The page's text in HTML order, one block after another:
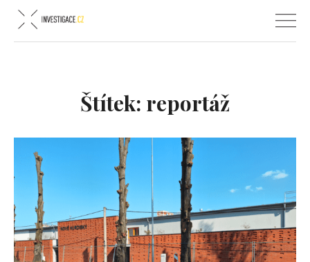
Štítek: reportáž